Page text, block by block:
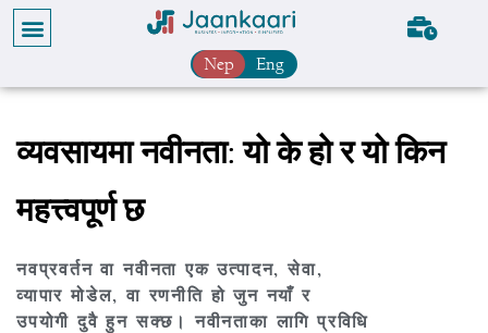
Nep Eng
व्यवसायमा नवीनता: यो के हो र यो किन
महत्त्वपूर्ण छ
नवप्रवर्तन वा नवीनता एक उत्पादन, सेवा,
व्यापार मोडेल, वा रणनीति हो जुन नयाँ र
उपयोगी दुवै हुन सक्छ। नवीनताका लागि प्रविधि